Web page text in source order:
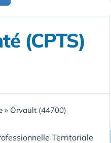
(CPTS)
» Orvault (44700)
Territoriale